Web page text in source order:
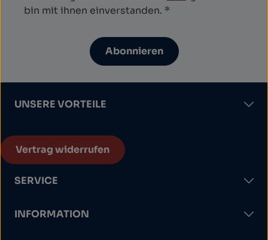
bin mit ihnen einverstanden. *
Abonnieren
UNSERE VORTEILE
Vertrag widerrufen
SERVICE
INFORMATION